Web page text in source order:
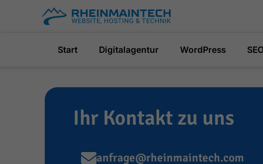
Start Digitalagentur WordPress
Ihr Kontakt zu uns
anfrage@rheinmaintech.com